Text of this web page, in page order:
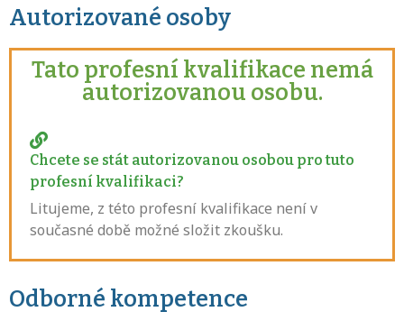
Autorizované osoby
Tato profesní kvalifikace nemá
autorizovanou osobu.
Chcete se stát autorizovanou osobou pro tuto
profesní kvalifikaci?
Litujeme, z této profesní kvalifikace není v
současné době možné složit zkoušku.
Odborné kompetence